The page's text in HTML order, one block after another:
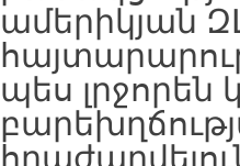
ամերիկյան
պես